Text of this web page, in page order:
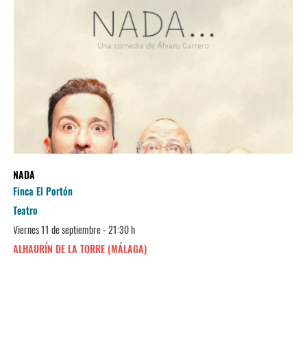
NADA
Finca El Portón
Teatro
Viernes 11 de septiembre - 21:30 h
ALHAURÍN DE LA TORRE (MÁLAGA)